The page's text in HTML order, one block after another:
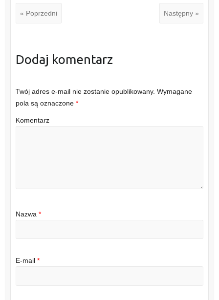
« Poprzedni Następny »
Dodaj komentarz
Twój adres e-mail nie zostanie opublikowany. Wymagane
pola są oznaczone *
Komentarz
Nazwa *
E-mail *